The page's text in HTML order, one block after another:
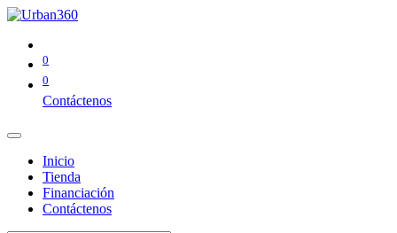
0
0
Contáctenos
Inicio
Tienda
Financiación
Contáctenos